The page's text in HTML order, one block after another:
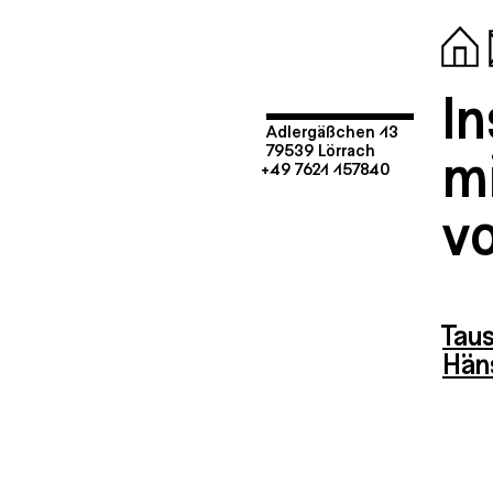
Adlergäßchen 13
79539 Lörrach
+49 7621 157840